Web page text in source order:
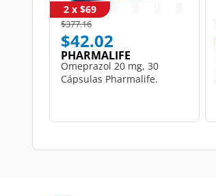
Price reduced from
$377.16to
$42.02
PHARMALIFE
Omeprazol 20 mg, 30
Cápsulas Pharmalife.
2 x $69